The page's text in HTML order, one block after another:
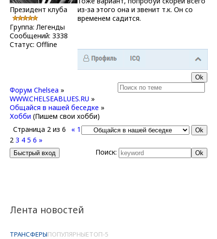
Лента новостей
ТРАНСФЕРЫПОПУЛЯРНЫЕТОП-5
Президент клуба
Группа: Легенды
Сообщений: 3338
Статус: Offline
из-за этого она и звенит т.к. Он со
временем садится.
Форум Chelsea »
WWW.CHELSEABLUES.RU »
Общайся в нашей беседке »
Хобби (Пишем свои хобби)
Страница 2 из 6 « 1
2 3 4 5 6 »
Поиск: